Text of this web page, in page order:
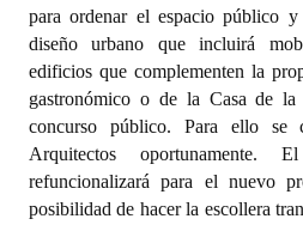
para ordenar el espacio público
diseño urbano que incluirá
edificios que complementen la
gastronómico o de la Casa de
concurso público. Para ello se
Arquitectos oportunamente.
refuncionalizará para el nuevo
posibilidad de hacer la escollera